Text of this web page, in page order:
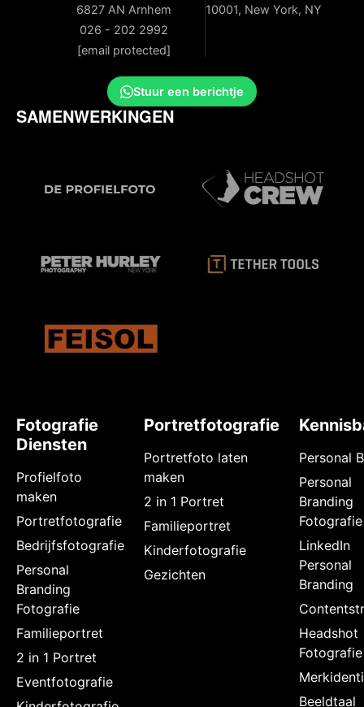
6827 AN Arnhem
026 - 202 2992
[email protected]
10001, New York, NY
Stuur een berichtje
SAMENWERKINGEN
Fotografie
Diensten
Profielfoto
maken
Portretfotografie
Bedrijfsfotografie
Personal
Branding
Fotografie
Familieportret
2 in 1 Portret
Eventfotografie
Portretfotografie
Portretfoto laten
maken
2 in 1 Portret
Familieportret
Kinderfotografie
Gezichten
Personal
Personal
Branding
Fotografie
LinkedIn
Personal
Branding
Headshot
Fotografie
Beeldtaal